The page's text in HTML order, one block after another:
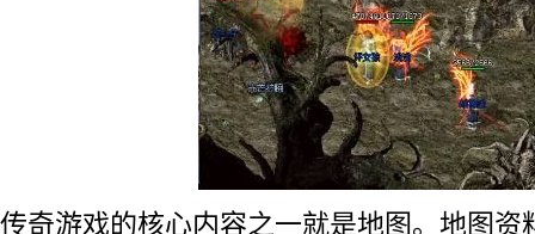
传奇游戏的核心内容之一就是地图。地图资